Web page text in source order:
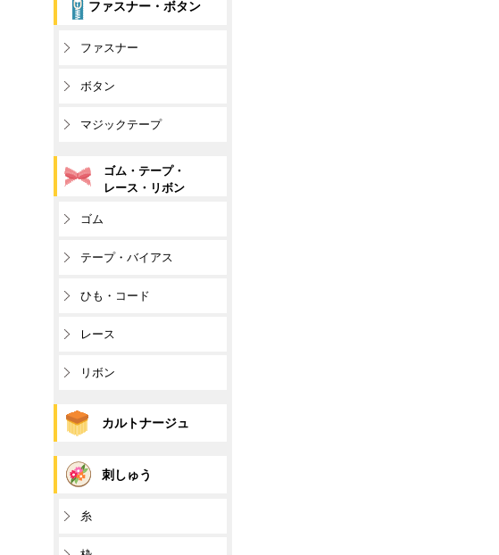
ファスナー・ボタン
ファスナー
ボタン
マジックテープ
ゴム・テープ・
レース・リボン
ゴム
テープ・バイアス
ひも・コード
レース
リボン
カルトナージュ
刺しゅう
糸